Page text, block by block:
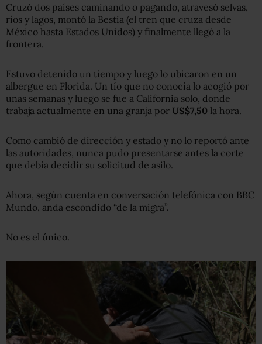
Cruzó dos países caminando o pagando, atravesó selvas,
ríos y lagos, montó la Bestia (el tren que cruza desde
México hasta Estados Unidos) y finalmente llegó a la
frontera.
Estuvo detenido un tiempo y luego lo ubicaron en un
albergue en Florida. Un tío que no conocía lo acogió por
unas semanas y luego se fue a California solo, donde
trabaja actualmente en una granja por US$7,50 la hora.
Como cambió de dirección y estado y no lo reportó ante
las autoridades, nunca pudo presentarse antes la corte
que debía decidir su solicitud de asilo.
Ahora, según cuenta en conversación telefónica con BBC
Mundo, anda escondido “de la migra”.
No es el único.